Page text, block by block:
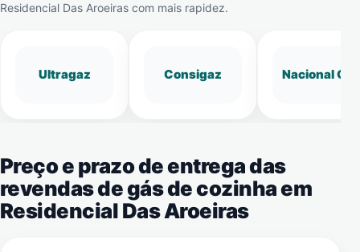
Residencial Das Aroeiras com mais rapidez.
Ultragaz Consigaz Nacional Gás
Preço e prazo de entrega das
revendas de gás de cozinha em
Residencial Das Aroeiras